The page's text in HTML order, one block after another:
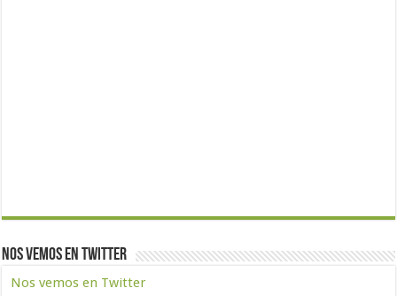
Nos vemos en Twitter
Nos vemos en Twitter